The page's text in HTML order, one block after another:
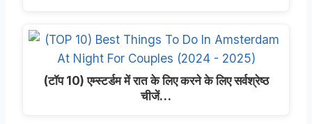
(टॉप 10) एम्स्टर्डम में रात के लिए करने के लिए सर्वश्रेष्ठ
चीजें…